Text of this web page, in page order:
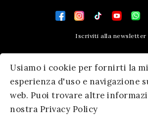
Usiamo i cookie per fornirti la
esperienza d'uso e navigazione
web. Puoi trovare altre
nostra Privacy Policy
Iscriviti alla newsletter
Contatti